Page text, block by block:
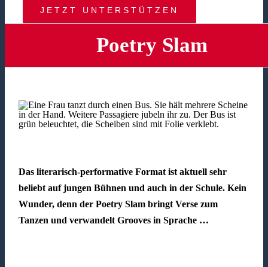
JETZT UNTERSTÜTZEN
Poetry Slam
Das literarisch-performative Format ist aktuell sehr
beliebt auf jungen Bühnen und auch in der Schule. Kein
Wunder, denn der Poetry Slam bringt Verse zum
Tanzen und verwandelt Grooves in Sprache …